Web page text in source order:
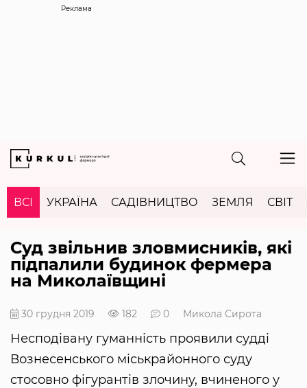
Реклама
ВСІ УКРАЇНА САДІВНИЦТВО ЗЕМЛЯ СВІТ
Суд звільнив зловмисників, які
підпалили будинок фермера
на Миколаївщині
30 грудня 2019 182 0 Микола Сирота
Несподівану гуманність проявили судді
Вознесенського міськрайонного суду
стосовно фігурантів злочину, вчиненого у